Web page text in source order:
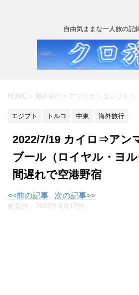
自由気ままな一人旅の記
HOME > 海外旅行 > アフリカ > エジプト >
エジプト トルコ 中東 海外旅行
2022/7/19 カイロ⇒アン
ブール（ロイヤル・ヨ
間遅れで空港野宿
<<前の記事 次の記事>>
更新日： 2022年8月12日